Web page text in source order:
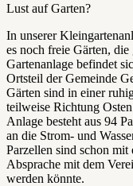
Lust auf Garten?
In unserer
es noch freie Gärten,
Gartenanlage befindet
Ortsteil der Gemeinde
Gärten sind in einer
teilweise Richtung
Anlage besteht aus 94
an die Strom- und
Parzellen sind schon
Absprache mit dem
werden könnte.